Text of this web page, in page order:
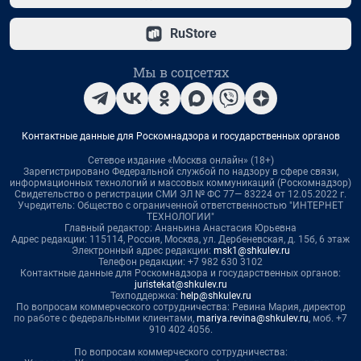
RuStore
Мы в соцсетях
Контактные данные для Роскомнадзора и государственных органов
Сетевое издание «Москва онлайн» (18+)
Зарегистрировано Федеральной службой по надзору в сфере связи,
информационных технологий и массовых коммуникаций (Роскомнадзор)
Свидетельство о регистрации СМИ ЭЛ № ФС 77— 83224 от 12.05.2022 г.
Учредитель: Общество с ограниченной ответственностью "ИНТЕРНЕТ
ТЕХНОЛОГИИ"
Главный редактор: Ананьина Анастасия Юрьевна
Адрес редакции: 115114, Россия, Москва, ул. Дербеневская, д. 15б, 6 этаж
Электронный адрес редакции: msk1@shkulev.ru
Телефон редакции: +7 982 630 3102
Контактные данные для Роскомнадзора и государственных органов:
juristekat@shkulev.ru
Техподдержка: help@shkulev.ru
По вопросам коммерческого сотрудничества: Ревина Мария, директор
по работе с федеральными клиентами, mariya.revina@shkulev.ru, моб. +7
910 402 4056.
По вопросам коммерческого сотрудничества: